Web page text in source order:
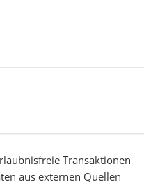
Transaktionen
aus externen Quellen